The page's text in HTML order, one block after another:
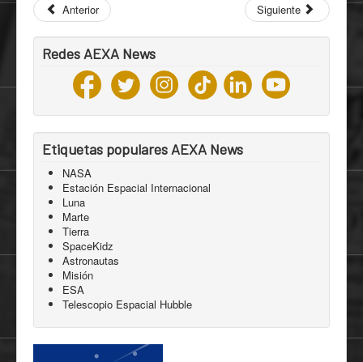
Anterior Siguiente
Redes AEXA News
Etiquetas populares AEXA News
NASA
Estación Espacial Internacional
Luna
Marte
Tierra
SpaceKidz
Astronautas
Misión
ESA
Telescopio Espacial Hubble